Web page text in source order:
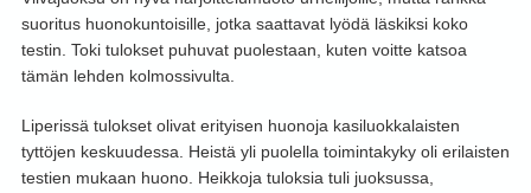
suoritus huonokuntoisille, jotka saattavat lyödä läskiksi koko
testin. Toki tulokset puhuvat puolestaan, kuten voitte katsoa
tämän lehden kolmossivulta.
Liperissä tulokset olivat erityisen huonoja kasiluokkalaisten
tyttöjen keskuudessa. Heistä yli puolella toimintakyky oli erilaisten
testien mukaan huono. Heikkoja tuloksia tuli juoksussa,